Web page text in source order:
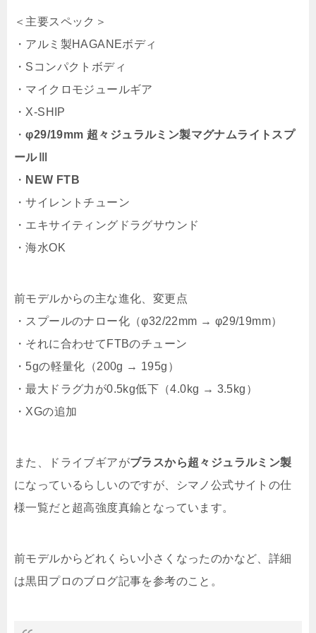
＜主要スペック＞
・アルミ製HAGANEボディ
・Sコンパクトボディ
・マイクロモジュールギア
・X-SHIP
・φ29/19mm 超々ジュラルミン製マグナムライトスプ
ールⅢ
・ NEW FTB
・サイレントチューン
・エキサイティングドラグサウンド
・海水OK
前モデルからの主な進化、変更点
・スプールのナロー化（φ32/22mm → φ29/19mm）
・それに合わせてFTBのチューン
・5gの軽量化（200g → 195g）
・最大ドラグ力が0.5kg低下（4.0kg → 3.5kg）
・XGの追加
また、ドライブギアがブラスから超々ジュラルミン製
になっているらしいのですが、シマノ公式サイトの仕
様一覧だと超高強度真鍮となっています。
前モデルからどれくらい小さくなったのかなど、詳細
は黒田プロのブログ記事を参考のこと。